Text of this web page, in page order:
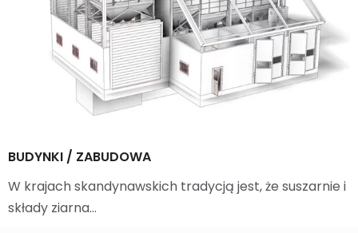
BUDYNKI / ZABUDOWA
W krajach skandynawskich tradycją jest, że suszarnie i
składy ziarna…